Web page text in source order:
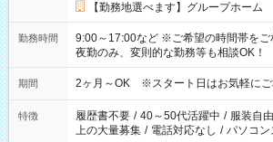
【勤務地選べます】グループホーム
勤務時間
9:00～17:00など ※ご希望の時間帯をご相談ください。 ※日勤、
夜勤のみ、変則的な勤務等も相談OK！
期間 2ヶ月～OK ※スタート日はお気軽にご
特徴 履歴書不要 / 40～50代活躍中 / 服装自由
上の大量募集 / 電話対応なし / パソコン